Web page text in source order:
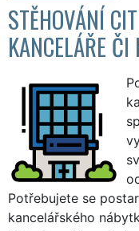
STĚHOVÁNÍ
KANCELÁŘE
Potřebujete se
kancelářského